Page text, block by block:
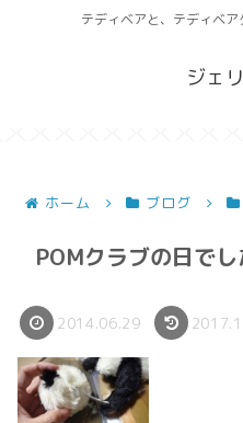
テディベアと、テディベ
ジェ
ホーム ブログ
POMクラブの日でし
2014.06.29